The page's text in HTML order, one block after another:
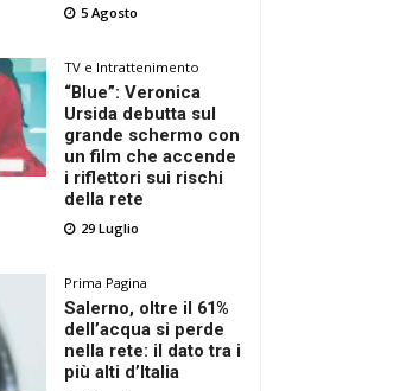
5 Agosto
TV e Intrattenimento
“Blue”: Veronica
Ursida debutta sul
grande schermo con
un film che accende
i riflettori sui rischi
della rete
29 Luglio
Prima Pagina
Salerno, oltre il 61%
dell’acqua si perde
nella rete: il dato tra i
più alti d’Italia